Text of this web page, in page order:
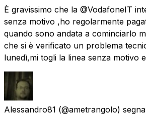
È gravissimo che la @VodafoneIT
senza motivo ,ho regolarmente
quando sono andata a cominciarlo
che si è verificato un problema
lunedì,mi togli la linea senza motivo
Alessandro81 (@ametrangolo)